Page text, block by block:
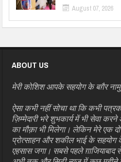
August 07, 2026
ABOUT US
मेरी कोशिश आपके सहयोग के बग़ैर
ऐसा कभी नहीं सोचा था कि कभी
ज़िम्मेदारी भरे शुभकार्य में भी सेवा
का मौक़ा भी मिलेगा। लेकिन मेरे एक
प्रोत्साहन और शकील भाई के सहयोग
एहसास जगा। सबसे पहले ग़ाजियाबाद